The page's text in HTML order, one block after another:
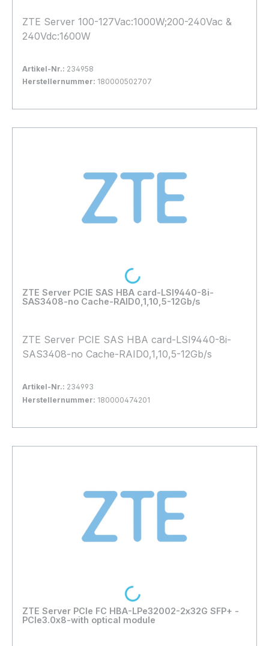
ZTE Server 100-127Vac:1000W;200-240Vac &
240Vdc:1600W
Artikel-Nr.: 234958
Herstellernummer: 180000502707
In den Warenkorb
ZTE Server PCIE SAS HBA card-LSI9440-8i-
SAS3408-no Cache-RAID0,1,10,5-12Gb/s
ZTE Server PCIE SAS HBA card-LSI9440-8i-
SAS3408-no Cache-RAID0,1,10,5-12Gb/s
Artikel-Nr.: 234993
Herstellernummer: 180000474201
In den Warenkorb
Loading...
ZTE Server PCIe FC HBA-LPe32002-2x32G SFP+ -
PCIe3.0x8-with optical module
Loading...